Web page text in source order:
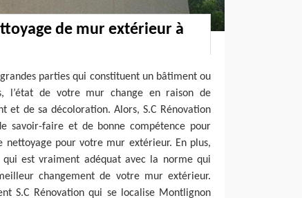
de mur extérieur à
parties qui constituent un bâtiment ou
l’état de votre mur change en raison de
et de sa décoloration. Alors, S.C Rénovation
savoir-faire et de bonne compétence pour
nettoyage pour votre mur extérieur. En plus,
est vraiment adéquat avec la norme qui
changement de votre mur extérieur.
S.C Rénovation qui se localise Montlignon